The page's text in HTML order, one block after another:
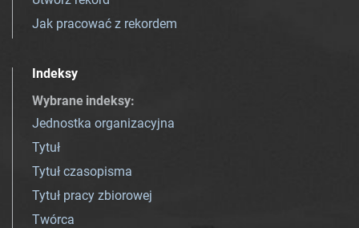
Jak pracować z rekordem
Indeksy
Wybrane indeksy:
Jednostka organizacyjna
Tytuł
Tytuł czasopisma
Tytuł pracy zbiorowej
Twórca